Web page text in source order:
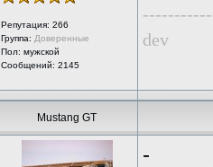
Репутация: 266
Группа: Доверенные
Пол: мужской
Сообщений: 2145
dev
Mustang GT
-